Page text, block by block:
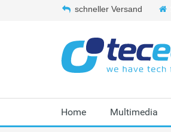
schneller Versand
Home Multimedia